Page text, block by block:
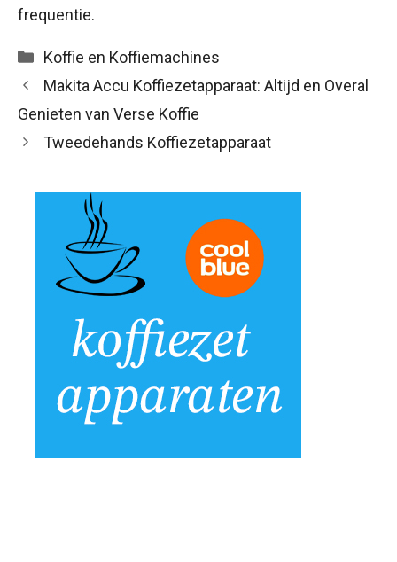
frequentie.
Categorieën
Koffie en Koffiemachines
Makita Accu Koffiezetapparaat: Altijd en Overal
Genieten van Verse Koffie
Tweedehands Koffiezetapparaat